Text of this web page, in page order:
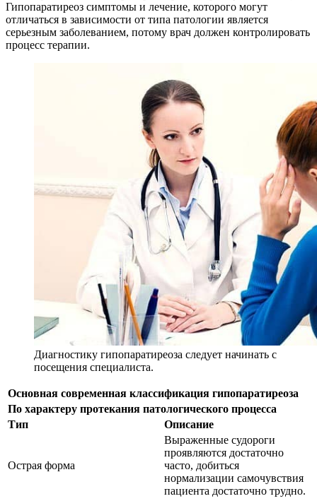
Гипопаратиреоз симптомы и лечение, которого могут
отличаться в зависимости от типа патологии является
серьезным заболеванием, потому врач должен контролировать
процесс терапии.
Диагностику гипопаратиреоза следует начинать с
посещения специалиста.
Основная современная классификация гипопаратиреоза
По характеру протекания патологического процесса
Тип
Описание
Острая форма
Выраженные судороги
проявляются достаточно
часто, добиться
нормализации самочувствия
пациента достаточно трудно.